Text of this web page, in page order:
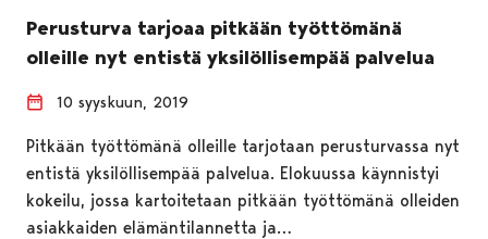
Perusturva tarjoaa pitkään työttömänä
olleille nyt entistä yksilöllisempää palvelua
10 syyskuun, 2019
Pitkään työttömänä olleille tarjotaan perusturvassa nyt
entistä yksilöllisempää palvelua. Elokuussa käynnistyi
kokeilu, jossa kartoitetaan pitkään työttömänä olleiden
asiakkaiden elämäntilannetta ja…